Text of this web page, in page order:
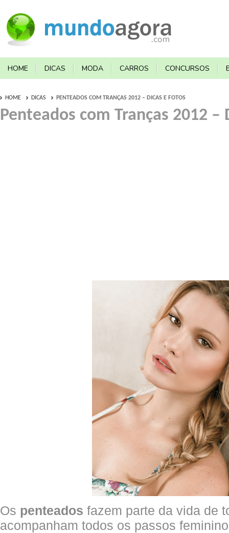
HOME DICAS MODA CARROS CONCURSOS
HOME DICAS PENTEADOS COM TRANÇAS 2012 – DICAS E FOTOS
Penteados com Tranças 2012 –
Os penteados fazem parte da vida de
acompanham todos os passos